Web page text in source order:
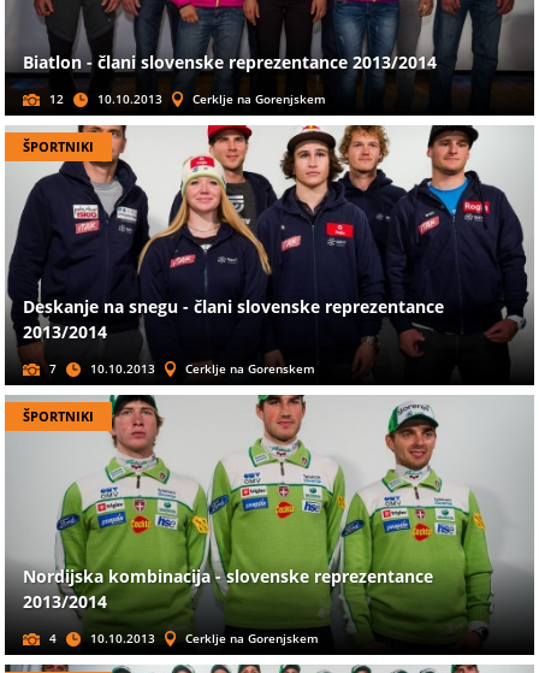
Biatlon - člani slovenske reprezentance 2013/2014
12 10.10.2013 Cerklje na Gorenjskem
ŠPORTNIKI
Deskanje na snegu - člani slovenske reprezentance
2013/2014
7 10.10.2013 Cerklje na Gorenskem
ŠPORTNIKI
Nordijska kombinacija - slovenske reprezentance
2013/2014
4 10.10.2013 Cerklje na Gorenjskem